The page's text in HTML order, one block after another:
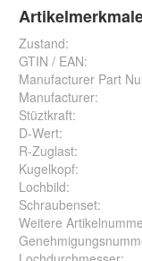
Zustand:
GTIN / EAN:
Manufacturer Part
Manufacturer:
Stüztkraft:
D-Wert:
R-Zuglast:
Kugelkopf:
Lochbild:
Schraubenset:
Weitere